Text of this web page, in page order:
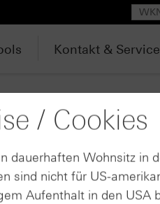
Kontakt & Service
Inc."
/ Cookies
dauerhaften Wohnsitz in
sind nicht für US-
Aufenthalt in den USA